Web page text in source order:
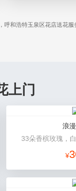
和浩特玉泉区花店送花
上门
浪
33朵香槟玫瑰，
¥